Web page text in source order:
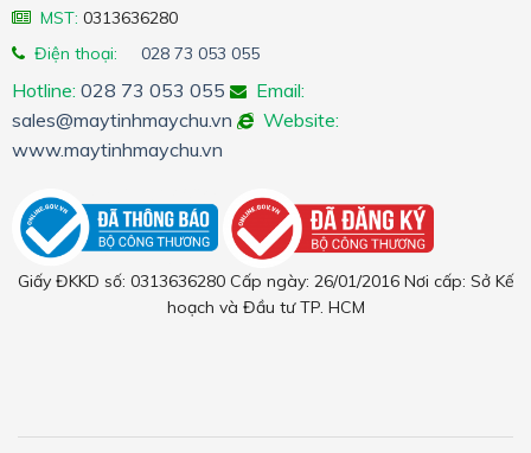
MST: 0313636280
Điện thoại:
028 73 053 055
Hotline: 028 73 053 055
Email:
sales@maytinhmaychu.vn
Website:
www.maytinhmaychu.vn
Giấy ĐKKD số: 0313636280 Cấp ngày: 26/01/2016 Nơi cấp: Sở Kế
hoạch và Đầu tư TP. HCM